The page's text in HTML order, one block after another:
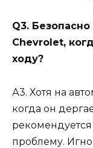
Q3.
Chevrolet,
ходу?
А3. Хотя на
когда он
проблему.